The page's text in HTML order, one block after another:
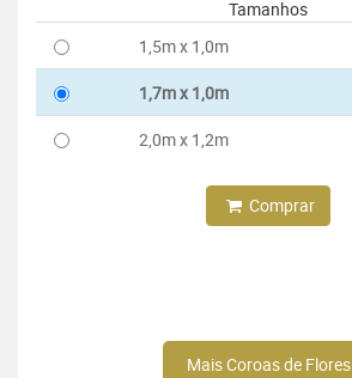
Tamanhos
1,5m x 1,0m
1,7m x 1,0m
2,0m x 1,2m
Comprar
Mais Coroas de Flores